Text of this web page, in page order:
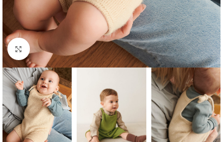
Click to enlarge